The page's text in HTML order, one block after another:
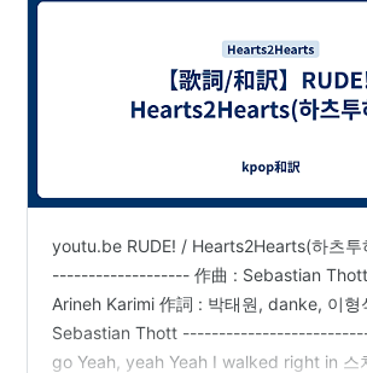
youtu.be RUDE! / Hearts2Hearts(하츠
------------------- 作曲 : Sebastian
Arineh Karimi 作詞 : 박태원, danke, 이형
Sebastian Thott
go Yeah, yeah Yeah I walked right in 스